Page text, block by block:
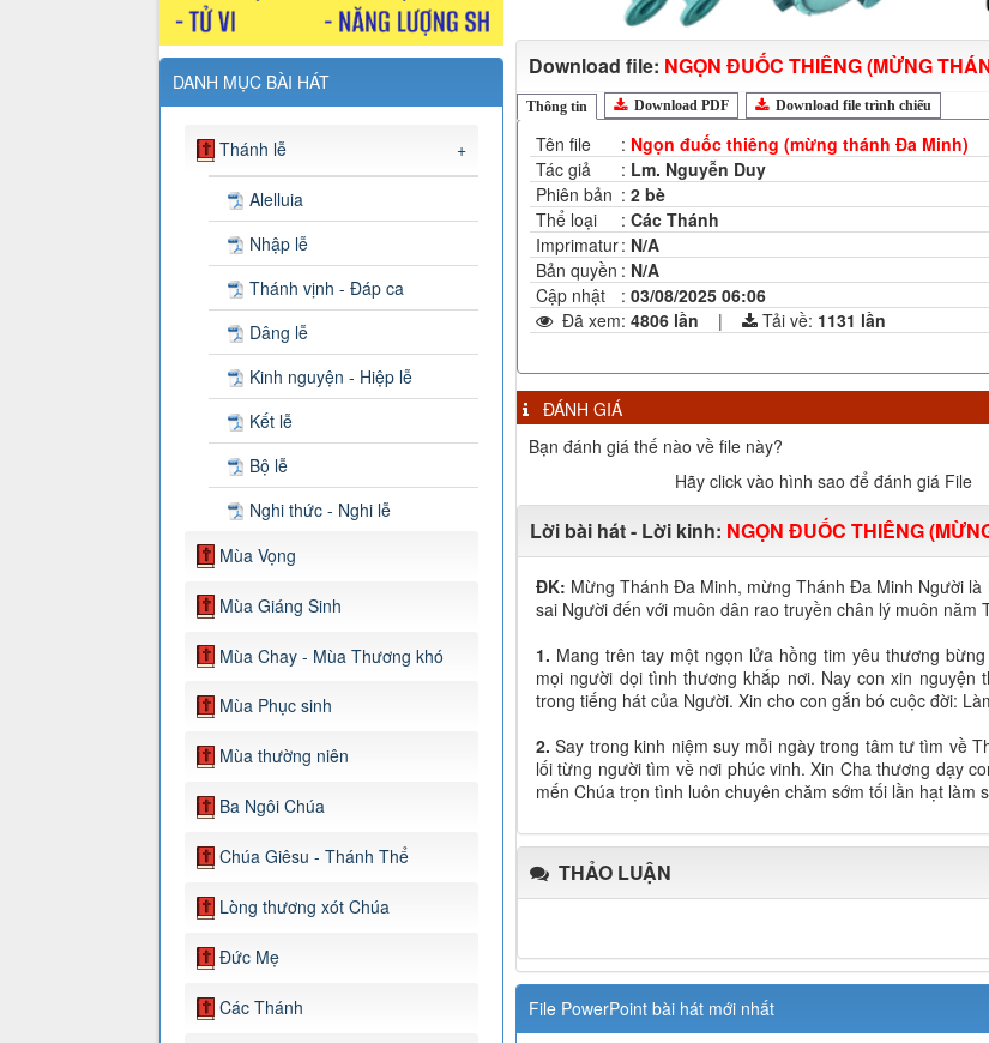
DANH MỤC BÀI HÁT
Thánh lễ +
Alelluia
Nhập lễ
Thánh vịnh - Đáp ca
Dâng lễ
Kinh nguyện - Hiệp lễ
Kết lễ
Bộ lễ
Nghi thức - Nghi lễ
Mùa Vọng
Mùa Giáng Sinh
Mùa Chay - Mùa Thương khó
Mùa Phục sinh
Mùa thường niên
Ba Ngôi Chúa
Chúa Giêsu - Thánh Thể
Lòng thương xót Chúa
Đức Mẹ
Các Thánh
Download file: NGỌN ĐUỐC THIÊNG (MỪNG
Thông tin Download PDF Download file trình chiếu
Tên file : Ngọn đuốc thiêng (mừng thánh Đa Minh)
Tác giả
: Lm. Nguyễn Duy
Phiên bản : 2 bè
Thể loại
: Các Thánh
Imprimatur: N/A
Bản quyền : N/A
Cập nhật
: 03/08/2025 06:06
Đã xem: 4806 lần | Tải về: 1131 lần
ĐÁNH GIÁ
Bạn đánh giá thế nào về file này?
Hãy click vào hình sao để đánh giá File
Lời bài hát - Lời kinh: NGỌN ĐUỐC THIÊNG
ĐK: Mừng Thánh Đa Minh, mừng Thánh Đa Minh Người
sai Người đến với muôn dân rao truyền chân lý muôn năm
1. Mang trên tay một ngọn lửa hồng tim yêu thương
mọi người dọi tình thương khắp nơi. Nay con xin
trong tiếng hát của Người. Xin cho con gắn bó cuộc đời:
2.Say trong kinh niệm suy mỗi ngày trong tâm tư tìm về
lối từng người tìm về nơi phúc vinh. Xin Cha thương dạy
mến Chúa trọn tình luôn chuyên chăm sớm tối lần hạt làm
THẢO LUẬN
File PowerPoint bài hát mới nhất